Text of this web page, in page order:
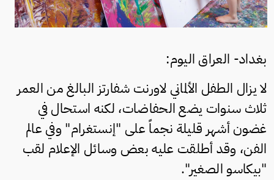
بغداد- العراق اليوم:
لا يزال الطفل الألماني لاورنت شفارتز البالغ من العمر
ثلاث سنوات يضع الحفاضات، لكنه استحال في
غضون أشهر قليلة نجماً على "إنستغرام" وفي عالم
الفن، وقد أطلقت عليه بعض وسائل الإعلام لقب
"بيكاسو الصغير".